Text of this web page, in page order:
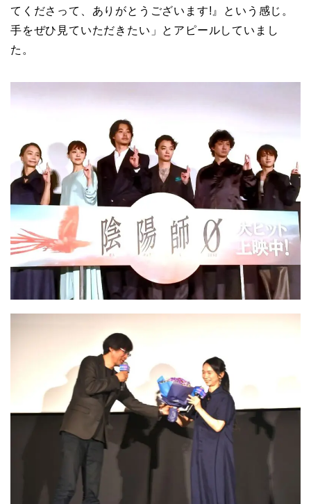
てくださって、ありがとうございます!』という感じ。
手をぜひ見ていただきたい」とアピールしていまし
た。